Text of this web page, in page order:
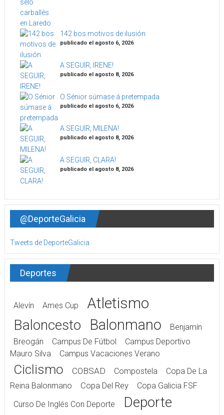
142 bos motivos de ilusión
publicado el agosto 6, 2026
A SEGUIR, IRENE!
publicado el agosto 8, 2026
O Sénior súmase á pretempada
publicado el agosto 6, 2026
A SEGUIR, MILENA!
publicado el agosto 8, 2026
A SEGUIR, CLARA!
publicado el agosto 8, 2026
@DeporteGalicia
Tweets de DeporteGalicia
Deportes
Alevín Ames Cup Atletismo
Baloncesto Balonmano
Benjamín
Breogán
Campus De Fútbol
Campus Deportivo
Mauro Silva
Campus Vacaciones Verano
Ciclismo COBSAD Compostela
Copa De La
Reina Balonmano
Copa Del Rey
Copa Galicia FSF
Curso De Inglés Con Deporte
Deporte